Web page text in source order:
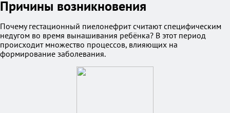
Причины возникновения
Почему гестационный пиелонефрит считают специфическим
недугом во время вынашивания ребёнка? В этот период
происходит множество процессов, влияющих на
формирование заболевания.